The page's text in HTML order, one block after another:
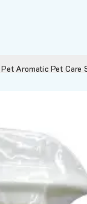
Pet Aromatic Pet